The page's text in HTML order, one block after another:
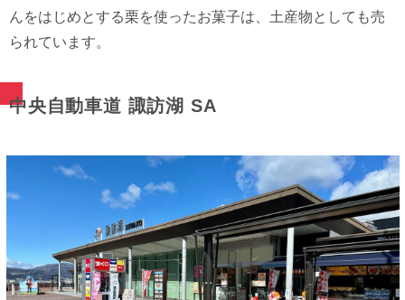
んをはじめとする栗を使ったお菓⼦は、⼟産物としても売
られています。
中央⾃動⾞道 諏訪湖 SA